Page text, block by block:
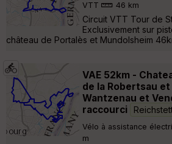
VTT 46 km
Circuit VTT Tour de
Exclusivement sur
château de Portalès et Mundolsheim
VAE 52km -
de la Robertsau
Wantzenau et
raccourci
Vélo à assistance
m